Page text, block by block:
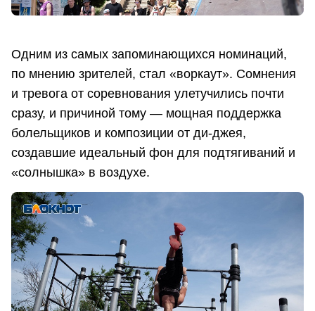
Одним из самых запоминающихся номинаций,
по мнению зрителей, стал «воркаут». Сомнения
и тревога от соревнования улетучились почти
сразу, и причиной тому — мощная поддержка
болельщиков и композиции от ди-джея,
создавшие идеальный фон для подтягиваний и
«солнышка» в воздухе.